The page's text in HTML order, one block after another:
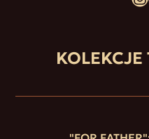
KOLEKCJE